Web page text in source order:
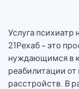
Услуга психиатр
21Рехаб – это
нуждающимся в
реабилитации
расстройств. В